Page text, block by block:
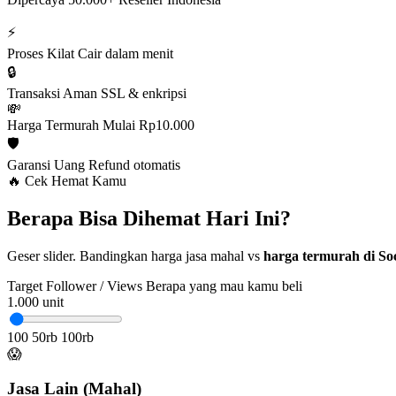
⚡
Proses Kilat Cair dalam menit
🔒
Transaksi Aman SSL & enkripsi
💸
Harga Termurah Mulai Rp10.000
🛡️
Garansi Uang Refund otomatis
🔥 Cek Hemat Kamu
Berapa Bisa Dihemat Hari Ini?
Geser slider. Bandingkan harga jasa mahal vs harga termurah di
Target Follower / Views Berapa yang mau kamu beli
1.000 unit
100 50rb 100rb
😱
Jasa Lain (Mahal)